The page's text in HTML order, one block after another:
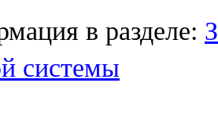
в разделе:
системы